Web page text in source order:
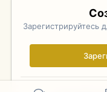
Зарегистрируйтесь